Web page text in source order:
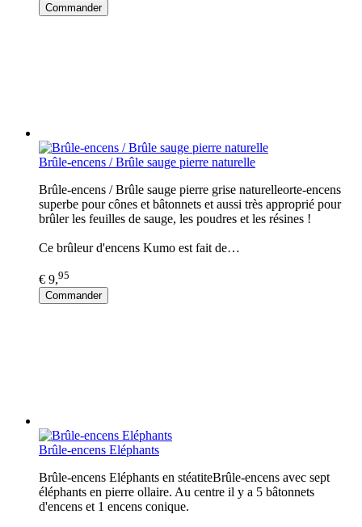
Commander
Brûle-encens / Brûle sauge pierre naturelle
Brûle-encens / Brûle sauge pierre grise naturelleorte-encens
superbe pour cônes et bâtonnets et aussi très approprié pour
brûler les feuilles de sauge, les poudres et les résines !
Ce brûleur d'encens Kumo est fait de…
€ 9,95
Commander
Brûle-encens Eléphants
Brûle-encens Eléphants en stéatiteBrûle-encens avec sept
éléphants en pierre ollaire. Au centre il y a 5 bâtonnets
d'encens et 1 encens conique.